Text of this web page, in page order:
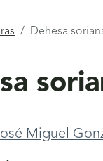
Dehesa
Miguel